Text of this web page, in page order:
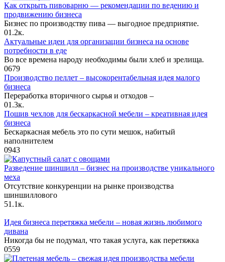
Как открыть пивоварню — рекомендации по ведению и
продвижению бизнеса
Бизнес по производству пива — выгодное предприятие.
01.2к.
Актуальные идеи для организации бизнеса на основе
потребности в еде
Во все времена народу необходимы были хлеб и зрелища.
0679
Производство пеллет – высокорентабельная идея малого
бизнеса
Переработка вторичного сырья и отходов –
01.3к.
Пошив чехлов для бескаркасной мебели – креативная идея
бизнеса
Бескаркасная мебель это по сути мешок, набитый
наполнителем
0943
Разведение шиншилл – бизнес на производстве уникального
меха
Отсутствие конкуренции на рынке производства
шиншиллового
51.1к.
Идея бизнеса перетяжка мебели – новая жизнь любимого
дивана
Никогда бы не подумал, что такая услуга, как перетяжка
0559